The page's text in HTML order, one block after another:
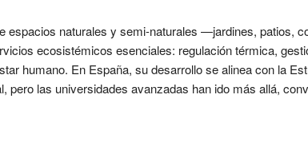
espacios naturales y semi-naturales —jardines, patios,
ecosistémicos esenciales: regulación térmica,
humano. En España, su desarrollo se alinea con la
pero las universidades avanzadas han ido más allá,